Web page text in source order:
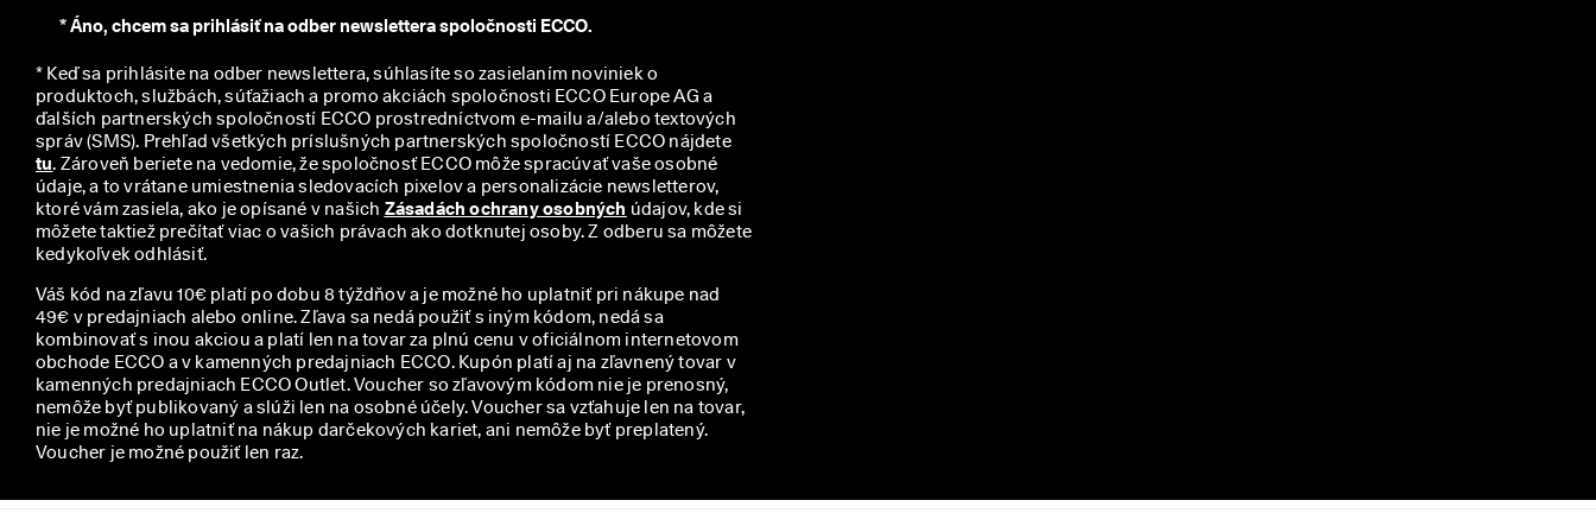
*Áno, chcem sa prihlásiť na odber newslettera spoločnosti ECCO.
* Keď sa prihlásite na odber newslettera, súhlasíte so zasielaním noviniek o
produktoch, službách, súťažiach a promo akciách spoločnosti ECCO Europe AG a
ďalších partnerských spoločností ECCO prostredníctvom e-mailu a/alebo textových
správ (SMS). Prehľad všetkých príslušných partnerských spoločností ECCO nájdete
tu. Zároveň beriete na vedomie, že spoločnosť ECCO môže spracúvať vaše osobné
údaje, a to vrátane umiestnenia sledovacích pixelov a personalizácie newsletterov,
ktoré vám zasiela, ako je opísané v našich Zásadách ochrany osobných údajov, kde si
môžete taktiež prečítať viac o vašich právach ako dotknutej osoby. Z odberu sa môžete
kedykoľvek odhlásiť.
Váš kód na zľavu 10€ platí po dobu 8 týždňov a je možné ho uplatniť pri nákupe nad
49€ v predajniach alebo online. Zľava sa nedá použiť s iným kódom, nedá sa
kombinovať s inou akciou a platí len na tovar za plnú cenu v oficiálnom internetovom
obchode ECCO a v kamenných predajniach ECCO. Kupón platí aj na zľavnený tovar v
kamenných predajniach ECCO Outlet. Voucher so zľavovým kódom nie je prenosný,
nemôže byť publikovaný a slúži len na osobné účely. Voucher sa vzťahuje len na tovar,
nie je možné ho uplatniť na nákup darčekových kariet, ani nemôže byť preplatený.
Voucher je možné použiť len raz.